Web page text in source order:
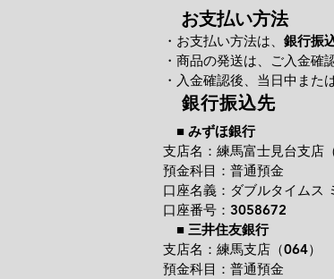
お支払い方法
・お支払い方法は、 銀行振
・商品の発送は、ご入金確
・入金確認後、当日中また
銀行振込先
■ みずほ銀行
支店名：練馬富士見台支店
預金科目：普通預金
口座名義：ダブルタイムス
口座番号：3058672
■ 三井住友銀行
支店名：練馬支店（064）
預金科目：普